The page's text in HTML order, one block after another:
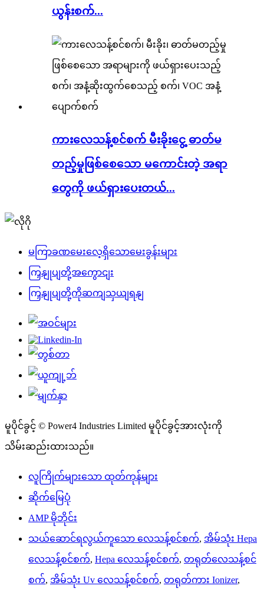
ယွန်းစက်...
ကားလေသန့်စင်စက် မီးခိုးငွေ့ ဓာတ်မ
တည့်မှုဖြစ်စေသော မကောင်းတဲ့ အရာ
တွေကို ဖယ်ရှားပေးတယ်...
မကြာခဏမေးလေ့ရှိသောမေးခွန်းများ
ကြှနျုပျတို့အကွောငျး
ကြှနျုပျတို့ကိုဆကျသှယျရနျ
မူပိုင်ခွင့် © Power4 Industries Limited မူပိုင်ခွင့်အားလုံးကို
သိမ်းဆည်းထားသည်။
လူကြိုက်များသော ထုတ်ကုန်များ
ဆိုက်မြေပုံ
AMP မိုဘိုင်း
သယ်ဆောင်ရလွယ်ကူသော လေသန့်စင်စက်, အိမ်သုံး Hepa
လေသန့်စင်စက်, Hepa လေသန့်စင်စက်, တရုတ်လေသန့်စင်
စက်, အိမ်သုံး Uv လေသန့်စင်စက်, တရုတ်ကား Ionizer,